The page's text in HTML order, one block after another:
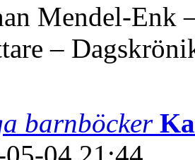
Mendel-Enk
–
barnböcker